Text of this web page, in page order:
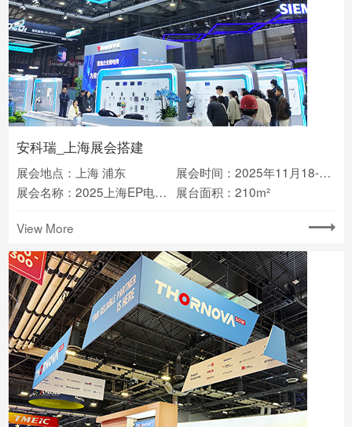
安科瑞_上海展会搭建
展会地点：上海 浦东
展会时间：2025年11月18-20日
展会名称：2025上海EP电力展
展台面积：210m²
View More